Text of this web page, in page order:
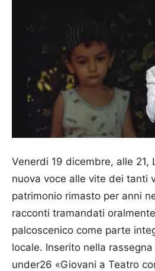
Venerdi 19 dicembre, alle 21,
nuova voce alle vite dei tanti
patrimonio rimasto per anni
racconti tramandati
palcoscenico come parte
locale. Inserito nella
under26 «Giovani a Teatro